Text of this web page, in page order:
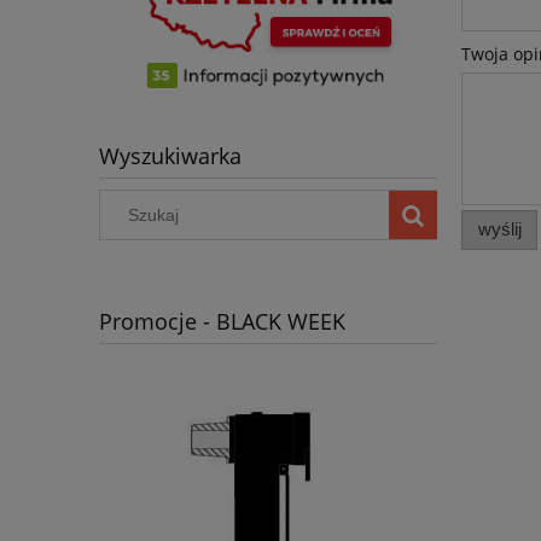
Wyszukiwarka
Promocje - BLACK WEEK
Twoja
wyślij